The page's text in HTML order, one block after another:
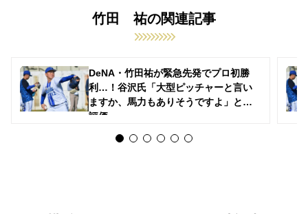
竹田 祐の関連記事
DeNA・竹田祐が緊急先発でプロ初勝
利…！谷沢氏「大型ピッチャーと言い
ますか、馬力もありそうですよ」と高
評価